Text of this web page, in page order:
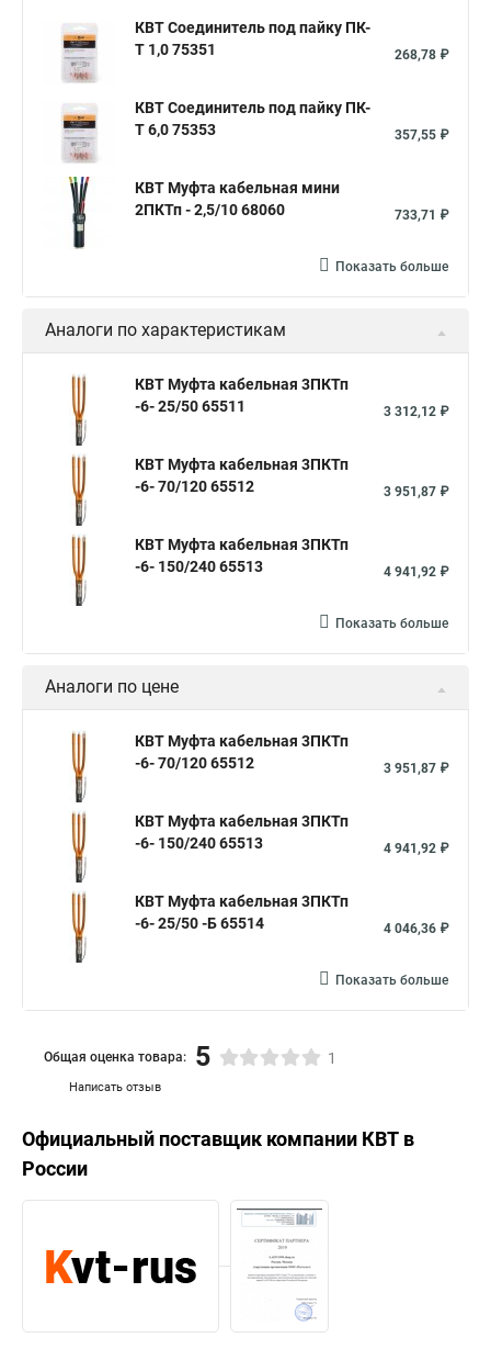
КВТ Соединитель под пайку ПК-
Т 1,0 75351
268,78 ₽
КВТ Соединитель под пайку ПК-
Т 6,0 75353
357,55 ₽
КВТ Муфта кабельная мини
2ПКТп - 2,5/10 68060
733,71 ₽
Показать больше
Аналоги по характеристикам
КВТ Муфта кабельная 3ПКТп
-6- 25/50 65511
3 312,12 ₽
КВТ Муфта кабельная 3ПКТп
-6- 70/120 65512
3 951,87 ₽
КВТ Муфта кабельная 3ПКТп
-6- 150/240 65513
4 941,92 ₽
Показать больше
Аналоги по цене
КВТ Муфта кабельная 3ПКТп
-6- 70/120 65512
3 951,87 ₽
КВТ Муфта кабельная 3ПКТп
-6- 150/240 65513
4 941,92 ₽
КВТ Муфта кабельная 3ПКТп
-6- 25/50 -Б 65514
4 046,36 ₽
Показать больше
Написать отзыв
Общая оценка товара: 5 1
Официальный поставщик компании КВТ в
России